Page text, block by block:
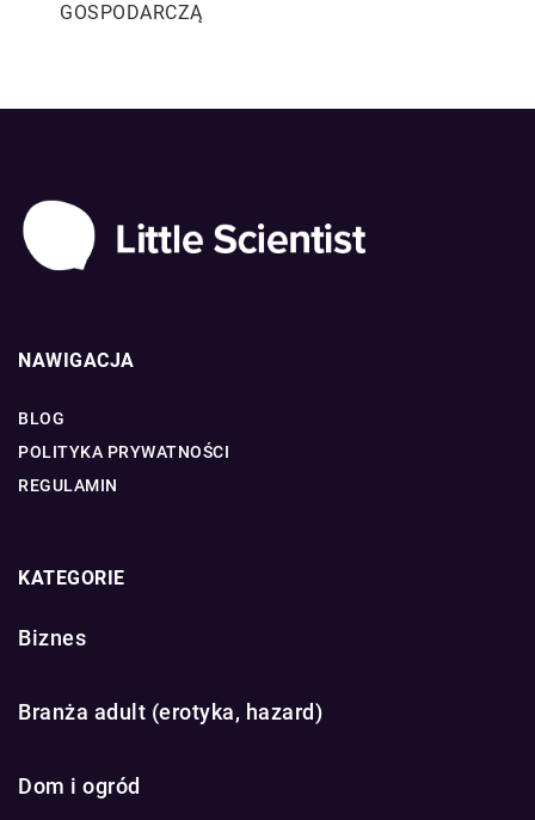
GOSPODARCZĄ
NAWIGACJA
BLOG
POLITYKA PRYWATNOŚCI
REGULAMIN
KATEGORIE
Biznes
Branża adult (erotyka, hazard)
Dom i ogród